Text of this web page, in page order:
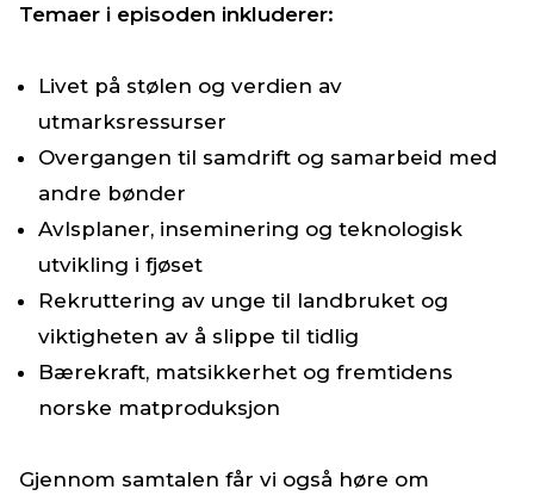
Temaer i episoden inkluderer:
Livet på stølen og verdien av
utmarksressurser
Overgangen til samdrift og samarbeid med
andre bønder
Avlsplaner, inseminering og teknologisk
utvikling i fjøset
Rekruttering av unge til landbruket og
viktigheten av å slippe til tidlig
Bærekraft, matsikkerhet og fremtidens
norske matproduksjon
Gjennom samtalen får vi også høre om